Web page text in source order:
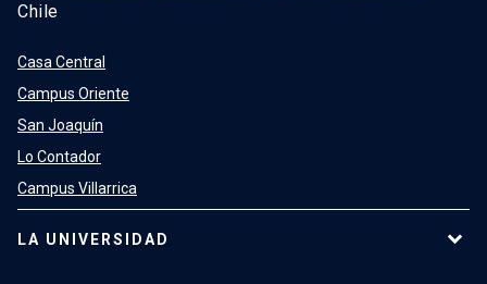
Chile
Casa Central
Campus Oriente
San Joaquín
Lo Contador
Campus Villarrica
LA UNIVERSIDAD